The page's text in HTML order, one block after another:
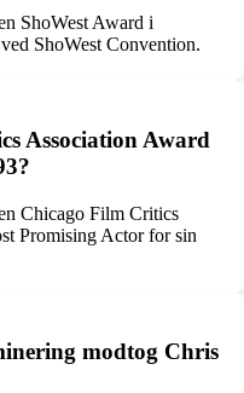
ShoWest Award i
ShoWest Convention.
Association Award
Chicago Film Critics
Promising Actor for sin
modtog Chris